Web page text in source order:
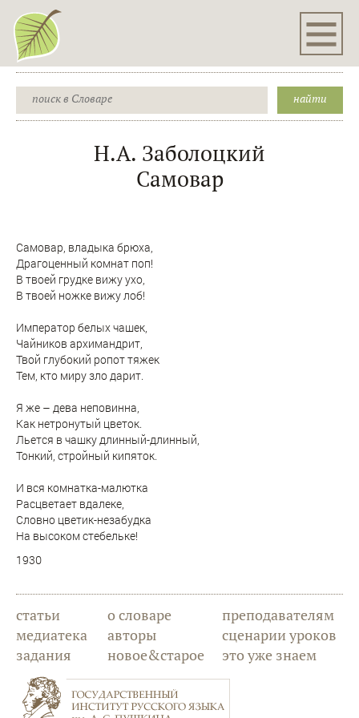
Н.А. Заболоцкий
Самовар
Самовар, владыка брюха,
Драгоценный комнат поп!
В твоей грудке вижу ухо,
В твоей ножке вижу лоб!
Император белых чашек,
Чайников архимандрит,
Твой глубокий ропот тяжек
Тем, кто миру зло дарит.
Я же – дева неповинна,
Как нетронутый цветок.
Льется в чашку длинный-длинный,
Тонкий, стройный кипяток.
И вся комнатка-малютка
Расцветает вдалеке,
Словно цветик-незабудка
На высоком стебельке!
1930
статьи
медиатека
задания
о словаре
авторы
новое&старое
преподавателям
сценарии уроков
это уже знаем